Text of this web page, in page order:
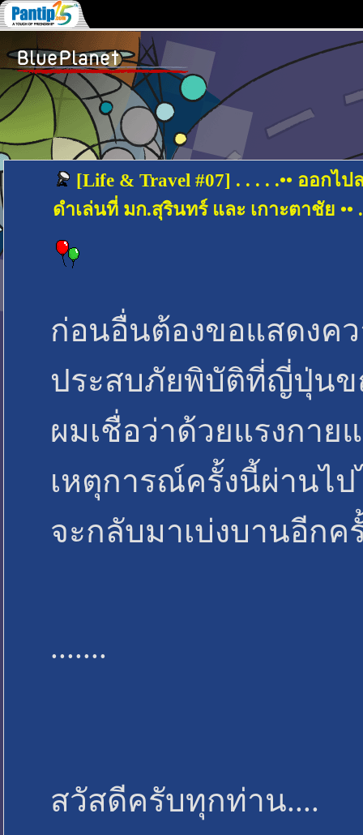
[Life & Travel #07] . . . . .•• ออกไ
ดำเล่นที่ มก.สุรินทร์ และ เกาะตาชัย ••
ก่อนอื่นต้องขอแสดงคว
ประสบภัยพิบัติที่ญี่ปุ่น
ผมเชื่อว่าด้วยแรงกาย
เหตุการณ์ครั้งนี้ผ่านไ
จะกลับมาเบ่งบานอีกค
.......
สวัสดีครับทุกท่าน....